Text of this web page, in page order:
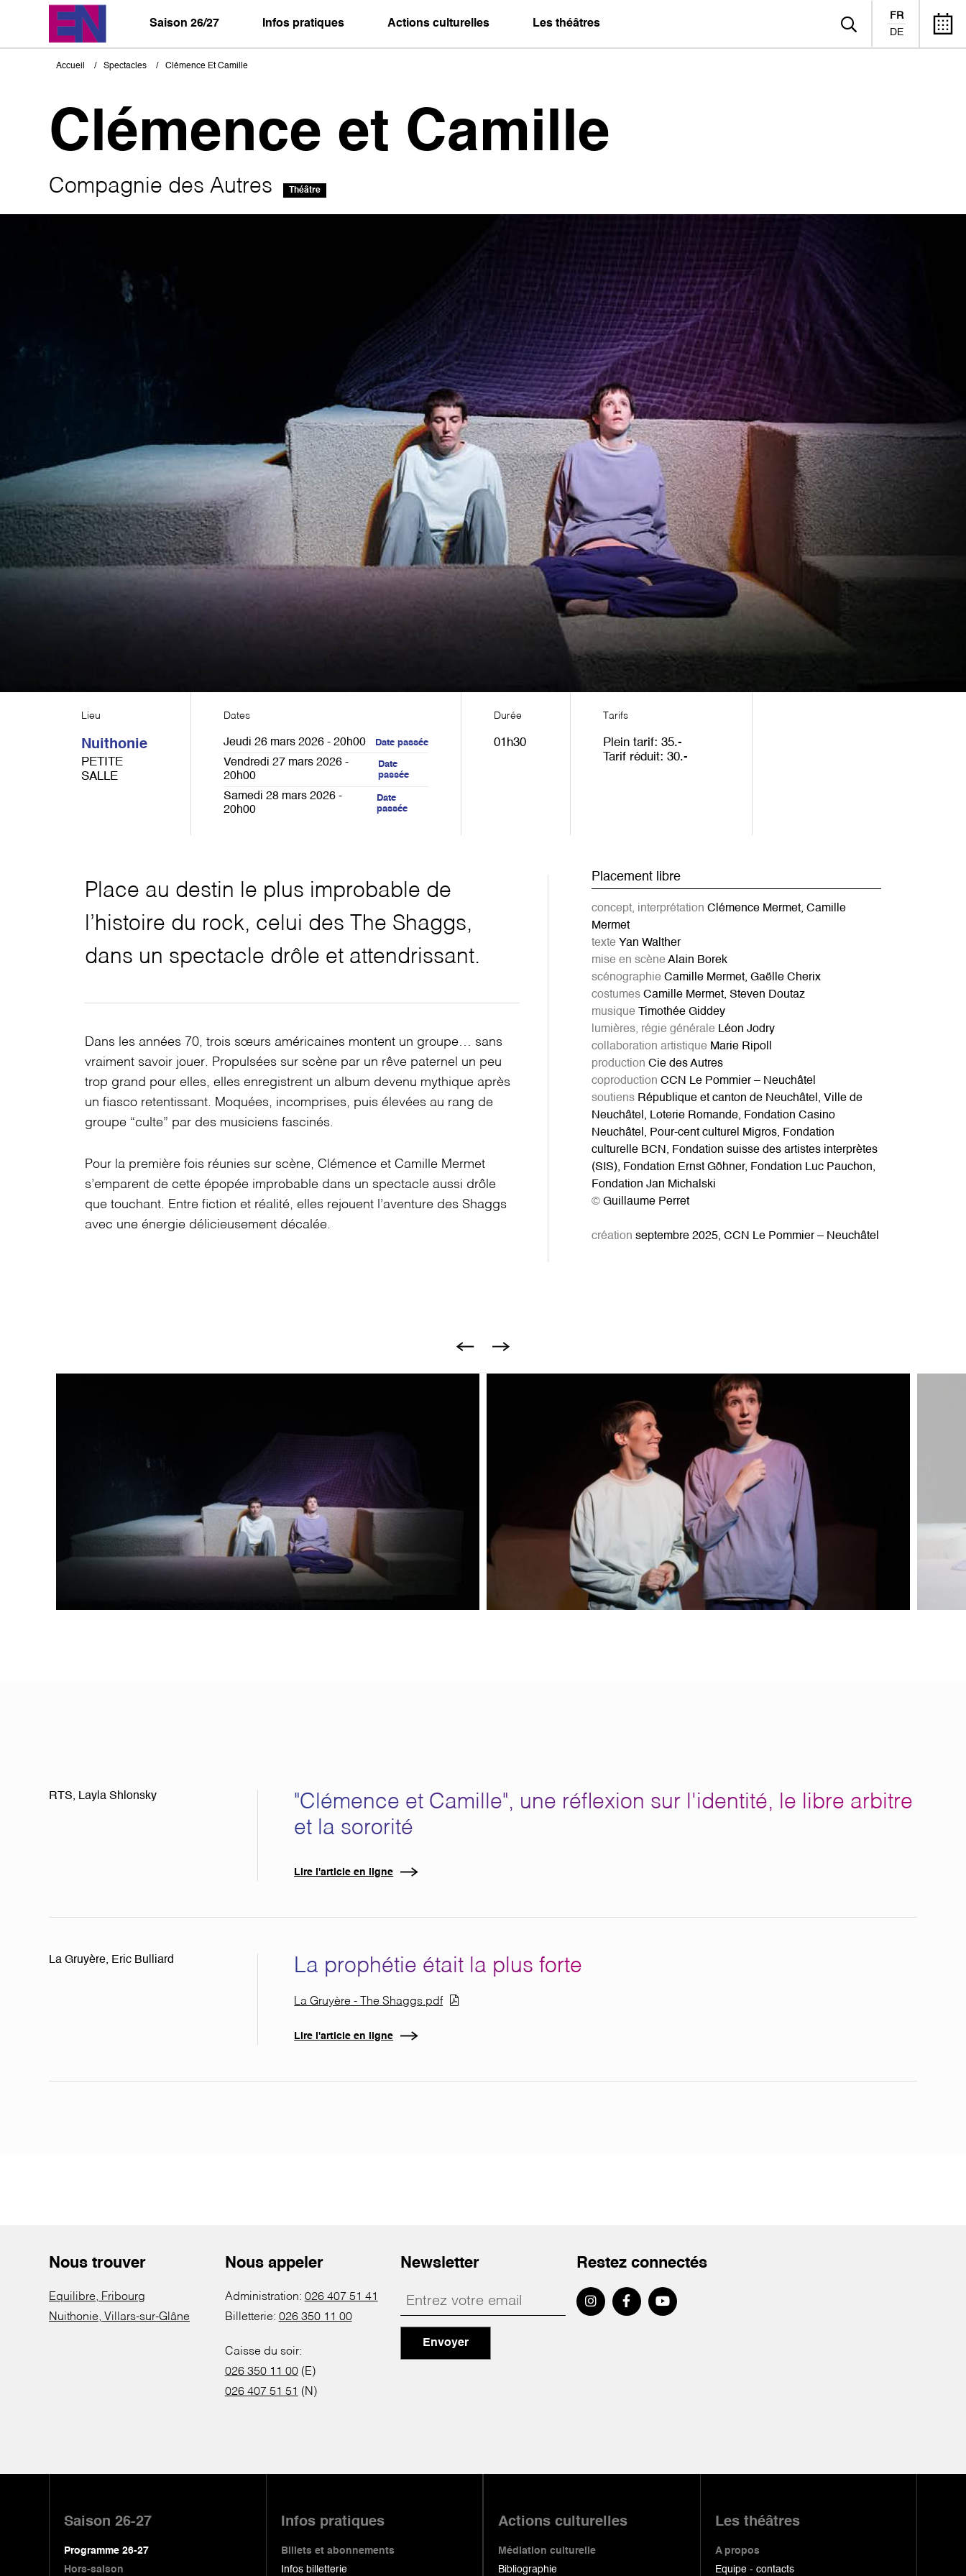
Saison 26/27 Infos pratiques Actions culturelles Les théâtres
FR
DE
Fil
Accueil Spectacles Clémence Et Camille
Clémence et Camille
Compagnie des Autres Théâtre
Lieu
Nuithonie
PETITE
SALLE
Dates
Jeudi 26 mars 2026 - 20h00 Date passée
Vendredi 27 mars 2026 -
20h00
Date
passée
Samedi 28 mars 2026 -
20h00
Date
passée
Durée
01h30
Tarifs
Plein tarif
35
Tarif réduit
30
Place au destin le plus improbable de
l’histoire du rock, celui des The Shaggs,
dans un spectacle drôle et attendrissant.
Dans les années 70, trois sœurs américaines montent un groupe… sans
vraiment savoir jouer. Propulsées sur scène par un rêve paternel un peu
trop grand pour elles, elles enregistrent un album devenu mythique après
un fiasco retentissant. Moquées, incomprises, puis élevées au rang de
groupe “culte” par des musiciens fascinés.
Pour la première fois réunies sur scène, Clémence et Camille Mermet
s’emparent de cette épopée improbable dans un spectacle aussi drôle
que touchant. Entre fiction et réalité, elles rejouent l’aventure des Shaggs
avec une énergie délicieusement décalée.
Placement libre
concept, interprétation Clémence Mermet, Camille
Mermet
texte Yan Walther
mise en scèneAlain Borek
scénographie Camille Mermet, Gaëlle Cherix
costumes Camille Mermet, Steven Doutaz
musique
Timothée Giddey
lumières, régie généraleLéon Jodry
collaboration artistique Marie Ripoll
production Cie des Autres
coproduction CCN Le Pommier – Neuchâtel
soutiens République et canton de Neuchâtel, Ville de
Neuchâtel, Loterie Romande, Fondation Casino
Neuchâtel, Pour-cent culturel Migros, Fondation
culturelle BCN, Fondation suisse des artistes interprètes
(SIS), Fondation Ernst Göhner, Fondation Luc Pauchon,
Fondation Jan Michalski
© Guillaume Perret
création septembre 2025, CCN Le Pommier – Neuchâtel
RTS, Layla Shlonsky
"Clémence et Camille", une réflexion sur l'identité, le libre arbitre
et la sororité
Lire l'article en ligne
La Gruyère, Eric Bulliard La prophétie était la plus forte
Document
La Gruyère - The Shaggs.pdf
Lire l'article en ligne
Nous trouver
Equilibre, Fribourg
Nuithonie, Villars-sur-Glâne
Nous appeler
Administration: 026 407 51 41
Billetterie: 026 350 11 00
Caisse du soir:
026 350 11 00(E)
026 407 51 51 (N)
Newsletter
Envoyer
Restez connectés
Saison 26-27
Programme 26-27
Hors-saison
Infos pratiques
Billets et abonnements
Infos billetterie
Actions culturelles
Médiation culturelle
Bibliographie
Les théâtres
A propos
Equipe - contacts